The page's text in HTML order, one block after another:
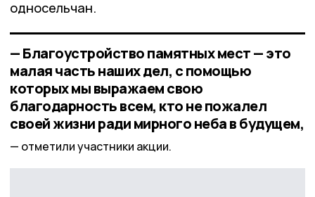
односельчан.
— Благоустройство памятных мест — это
малая часть наших дел, с помощью
которых мы выражаем свою
благодарность всем, кто не пожалел
своей жизни ради мирного неба в будущем,
отметили участники акции.